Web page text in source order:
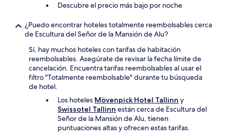
Descubre el precio más bajo por noche
¿Puedo encontrar hoteles totalmente reembolsables cerca
de Escultura del Señor de la Mansión de Alu?
Sí, hay muchos hoteles con tarifas de habitación
reembolsables. Asegúrate de revisar la fecha límite de
cancelación. Encuentra tarifas reembolsables al usar el
filtro "Totalmente reembolsable" durante tu búsqueda
de hotel.
Los hoteles Mövenpick Hotel Tallinn y
Swissotel Tallinn están cerca de Escultura del
Señor de la Mansión de Alu, tienen
puntuaciones altas y ofrecen estas tarifas.